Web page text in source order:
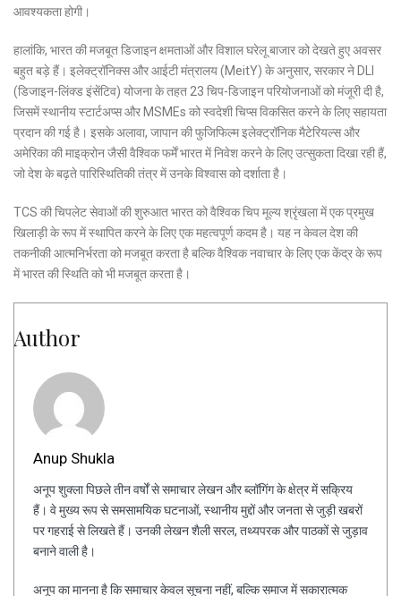
आवश्यकता होगी।
हालांकि, भारत की मजबूत डिजाइन क्षमताओं और विशाल घरेलू बाजार को देखते हुए अवसर
बहुत बड़े हैं। इलेक्ट्रॉनिक्स और आईटी मंत्रालय (MeitY) के अनुसार, सरकार ने DLI
(डिजाइन-लिंक्ड इंसेंटिव) योजना के तहत 23 चिप-डिजाइन परियोजनाओं को मंजूरी दी है,
जिसमें स्थानीय स्टार्टअप्स और MSMEs को स्वदेशी चिप्स विकसित करने के लिए सहायता
प्रदान की गई है। इसके अलावा, जापान की फुजिफिल्म इलेक्ट्रॉनिक मैटेरियल्स और
अमेरिका की माइक्रोन जैसी वैश्विक फर्में भारत में निवेश करने के लिए उत्सुकता दिखा रही हैं,
जो देश के बढ़ते पारिस्थितिकी तंत्र में उनके विश्वास को दर्शाता है।
TCS की चिपलेट सेवाओं की शुरुआत भारत को वैश्विक चिप मूल्य श्रृंखला में एक प्रमुख
खिलाड़ी के रूप में स्थापित करने के लिए एक महत्वपूर्ण कदम है। यह न केवल देश की
तकनीकी आत्मनिर्भरता को मजबूत करता है बल्कि वैश्विक नवाचार के लिए एक केंद्र के रूप
में भारत की स्थिति को भी मजबूत करता है।
Author
Anup Shukla
अनूप शुक्ला पिछले तीन वर्षों से समाचार लेखन और ब्लॉगिंग के क्षेत्र में सक्रिय
हैं। वे मुख्य रूप से समसामयिक घटनाओं, स्थानीय मुद्दों और जनता से जुड़ी खबरों
पर गहराई से लिखते हैं। उनकी लेखन शैली सरल, तथ्यपरक और पाठकों से जुड़ाव
बनाने वाली है।
अनूप का मानना है कि समाचार केवल सूचना नहीं, बल्कि समाज में सकारात्मक